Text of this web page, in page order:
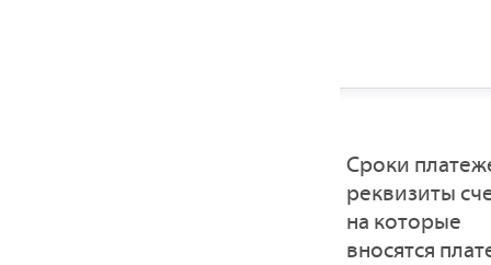
Сроки
реквизиты
на которые
вносятся